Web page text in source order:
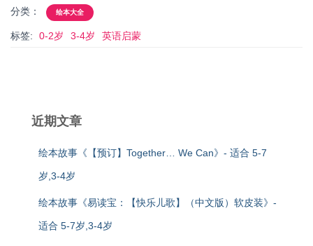
分类： 绘本大全
标签: 0-2岁 3-4岁 英语启蒙
近期文章
绘本故事《【预订】Together… We Can》- 适合 5-7
岁,3-4岁
绘本故事《易读宝：【快乐儿歌】（中文版）软皮装》-
适合 5-7岁,3-4岁